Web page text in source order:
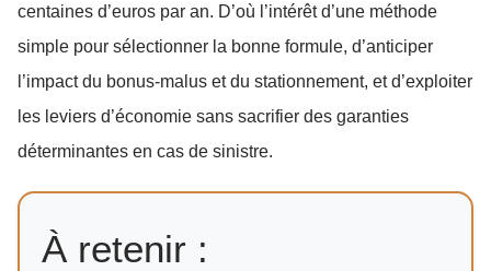
centaines d’euros par an. D’où l’intérêt d’une méthode
simple pour sélectionner la bonne formule, d’anticiper
l’impact du bonus-malus et du stationnement, et d’exploiter
les leviers d’économie sans sacrifier des garanties
déterminantes en cas de sinistre.
À retenir :